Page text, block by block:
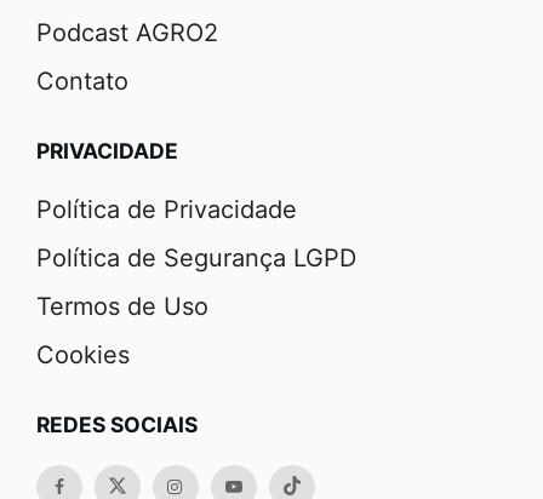
Podcast AGRO2
Contato
PRIVACIDADE
Política de Privacidade
Política de Segurança LGPD
Termos de Uso
Cookies
REDES SOCIAIS